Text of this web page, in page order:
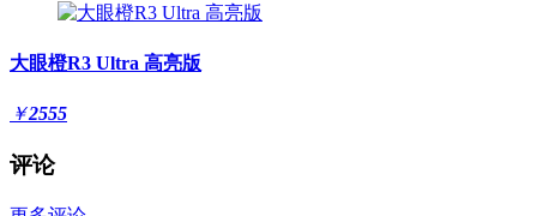
大眼橙R3 Ultra 高亮版
￥2555
评论